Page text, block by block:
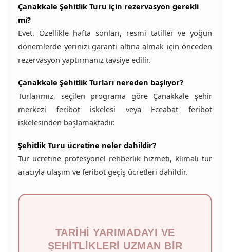
Çanakkale Şehitlik Turu için rezervasyon gerekli
mi?
Evet. Özellikle hafta sonları, resmi tatiller ve yoğun
dönemlerde yerinizi garanti altına almak için önceden
rezervasyon yaptırmanız tavsiye edilir.
Çanakkale Şehitlik Turları nereden başlıyor?
Turlarımız, seçilen programa göre Çanakkale şehir
merkezi feribot iskelesi veya Eceabat feribot
iskelesinden başlamaktadır.
Şehitlik Turu ücretine neler dahildir?
Tur ücretine profesyonel rehberlik hizmeti, klimalı tur
aracıyla ulaşım ve feribot geçiş ücretleri dahildir.
TARIHI YARIMADAYI VE
ŞEHITLIKLERI UZMAN BIR